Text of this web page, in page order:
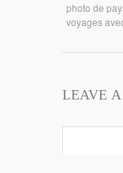
photo de
voyages
LEAVE